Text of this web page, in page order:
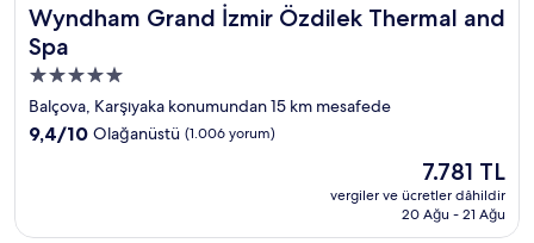
Wyndham Grand İzmir Özdilek Thermal and
Spa
Wyndham Grand İzmir Özdilek Thermal and Spa
5.0
yıldızlı
konaklama
yeri
Balçova, Karşıyaka konumundan 15 km mesafede
10
yorum)
9,4/10 Olağanüstü (1.006 yorum)
Güncel
fiyat:
7.781 TL
7.781 TL
vergiler ve ücretler dâhildir
20 Ağu - 21 Ağu